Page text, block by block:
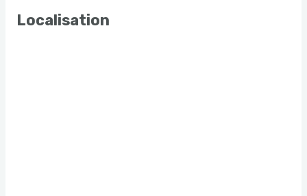
Localisation